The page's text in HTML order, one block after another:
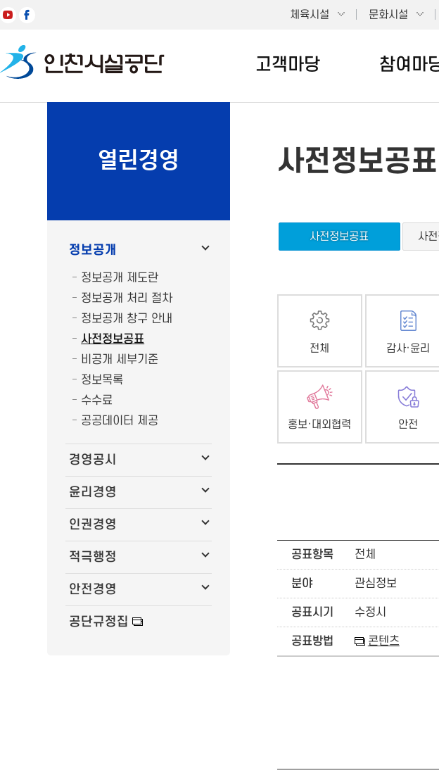
체육시설 문화시설
고객마당 참여마
열린경영
정보공개
정보공개 제도란
정보공개 처리 절차
정보공개 창구 안내
사전정보공표
비공개 세부기준
정보목록
수수료
공공데이터 제공
경영공시
윤리경영
인권경영
적극행정
안전경영
공단규정집
사전정보공표
사전정보공표 사
전체 감사·윤리
홍보·대외협력 안전
공표항목 전체
분야 관심정보
공표시기 수정시
공표방법 콘텐츠